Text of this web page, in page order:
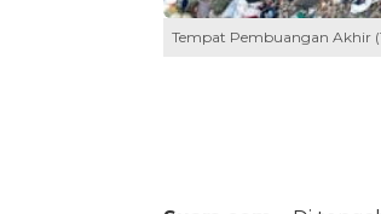
Tempat Pembuangan Akhir